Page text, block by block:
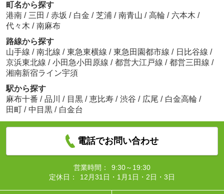
町名から探す
港南 / 三田 / 赤坂 / 白金 / 芝浦 / 南青山 / 高輪 / 六本木 /
代々木 / 南麻布
路線から探す
山手線 / 南北線 / 東急東横線 / 東急田園都市線 / 日比谷線 /
京浜東北線 / 小田急小田原線 / 都営大江戸線 / 都営三田線 /
湘南新宿ライン宇須
駅から探す
麻布十番 / 品川 / 目黒 / 恵比寿 / 渋谷 / 広尾 / 白金高輪 /
田町 / 中目黒 / 白金台
電話でお問い合わせ
営業時間：
9:30～19:30
定休日：
12月31日・1月1日・2日・3日